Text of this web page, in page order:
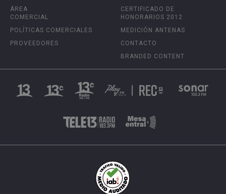
ÁREA
COMERCIAL
POLÍTICAS COMERCIALES
PROVEEDORES
CERTIFICADO DE
HONORARIOS 2012
MEDICIÓN ANTENAS
CONTACTO
BRANDED CONTENT